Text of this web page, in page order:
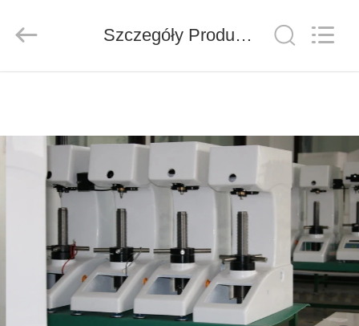
FILMY
NAS
Rights
Reserved.
ECER
Szczegóły Produktu